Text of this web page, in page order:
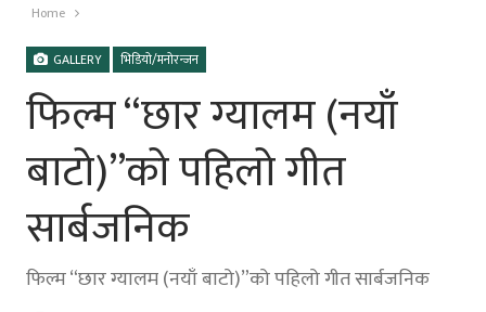
Home
GALLERY भिडियो/मनोरन्जन
फिल्म “छार ग्यालम (नयाँ
बाटो)”को पहिलो गीत
सार्बजनिक
फिल्म “छार ग्यालम (नयाँ बाटो)”को पहिलो गीत सार्बजनिक